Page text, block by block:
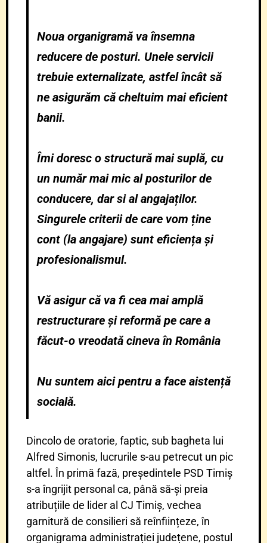
Noua organigramă va însemna
reducere de posturi. Unele servicii
trebuie externalizate, astfel încât să
ne asigurăm că cheltuim mai eficient
banii.
Îmi doresc o structură mai suplă, cu
un număr mai mic al posturilor de
conducere, dar si al angajaților.
Singurele criterii de care vom ține
cont (la angajare) sunt eficiența și
profesionalismul.
Vă asigur că va fi cea mai amplă
restructurare și reformă pe care a
făcut-o vreodată cineva în România
Nu suntem aici pentru a face aistență
socială.
Dincolo de oratorie, faptic, sub bagheta lui
Alfred Simonis, lucrurile s-au petrecut un pic
altfel. În primă fază, președintele PSD Timiș
s-a îngrijit personal ca, până să-și preia
atribuțiile de lider al CJ Timiș, vechea
garnitură de consilieri să reînființeze, în
organigrama administrației județene, postul